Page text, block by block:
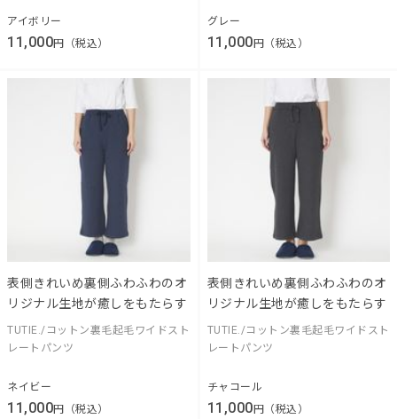
アイボリー
11,000円（税込）
グレー
11,000 円（税込）
表側きれいめ裏側ふわふわのオ
リジナル生地が癒しをもたらす
TUTIE./コットン裏毛起毛ワイドスト
レートパンツ
ネイビー
11,000円（税込）
表側きれいめ裏側ふわふわのオ
リジナル生地が癒しをもたらす
TUTIE./コットン裏毛起毛ワイドスト
レートパンツ
チャコール
11,000円（税込）